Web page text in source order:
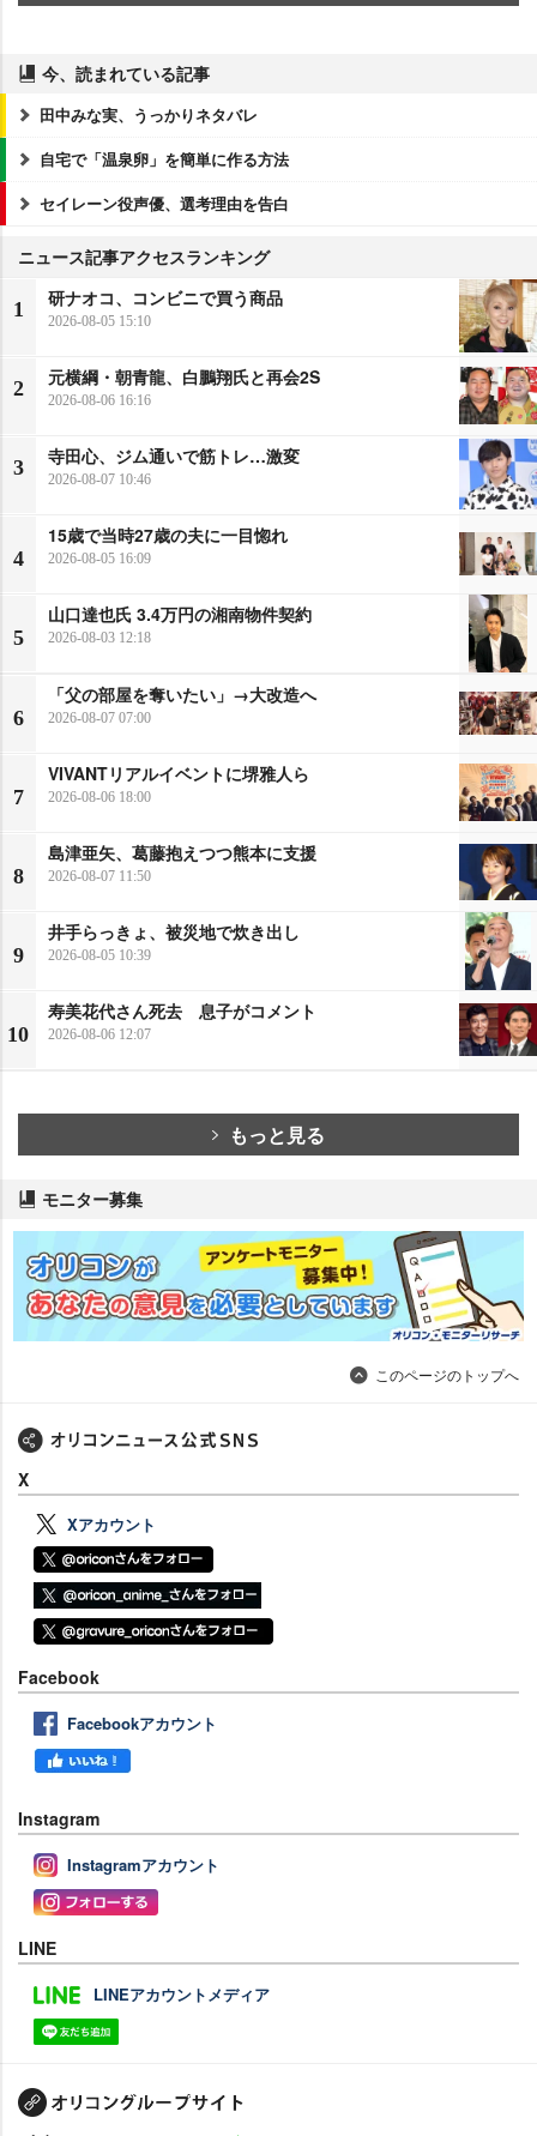
今、読まれている記事
田中みな実、うっかりネタバレ
自宅で「温泉卵」を簡単に作る方法
セイレーン役声優、選考理由を告白
ニュース記事アクセスランキング
1
研ナオコ、コンビニで買う商品
2026-08-05 15:10
2
元横綱・朝青龍、白鵬翔氏と再会2S
2026-08-06 16:16
3
寺田心、ジム通いで筋トレ…激変
2026-08-07 10:46
4
15歳で当時27歳の夫に一目惚れ
2026-08-05 16:09
5
山口達也氏 3.4万円の湘南物件契約
2026-08-03 12:18
6
「父の部屋を奪いたい」→大改造へ
2026-08-07 07:00
7
VIVANTリアルイベントに堺雅人ら
2026-08-06 18:00
8
島津亜矢、葛藤抱えつつ熊本に支援
2026-08-07 11:50
9
井手らっきょ、被災地で炊き出し
2026-08-05 10:39
10
寿美花代さん死去 息子がコメント
2026-08-06 12:07
もっと見る
モニター募集
このページのトップへ
X
Xアカウント
Facebook
Facebookアカウント
Instagram
Instagramアカウント
LINE
LINEアカウントメディア